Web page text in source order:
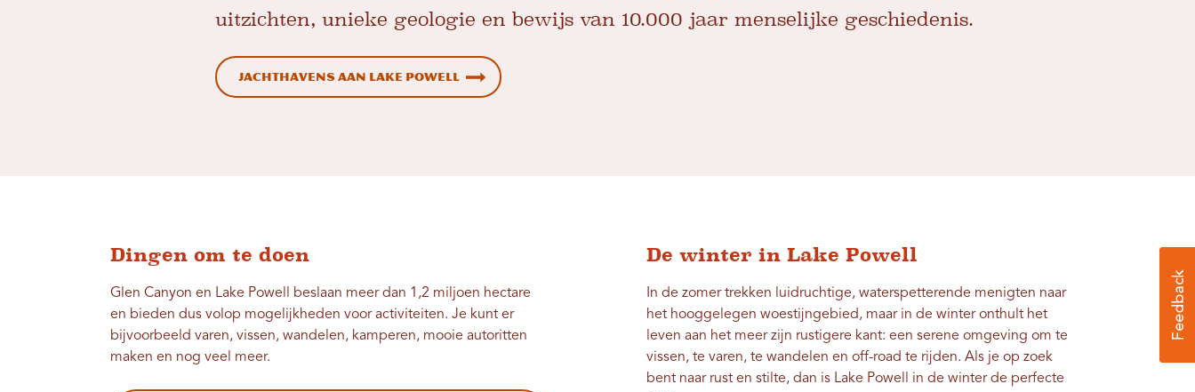
uitzichten, unieke geologie en bewijs van 10.000 jaar menselijke geschiedenis.
Jachthavens aan Lake Powell
Dingen om te doen
Glen Canyon en Lake Powell beslaan meer dan 1,2 miljoen hectare
en bieden dus volop mogelijkheden voor activiteiten. Je kunt er
bijvoorbeeld varen, vissen, wandelen, kamperen, mooie autoritten
maken en nog veel meer.
De winter in Lake Powell
In de zomer trekken luidruchtige, waterspetterende menigten naar
het hooggelegen woestijngebied, maar in de winter onthult het
leven aan het meer zijn rustigere kant: een serene omgeving om te
vissen, te varen, te wandelen en off-road te rijden. Als je op zoek
bent naar rust en stilte, dan is Lake Powell in de winter de perfecte